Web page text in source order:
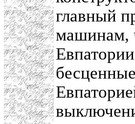
главный
машинам,